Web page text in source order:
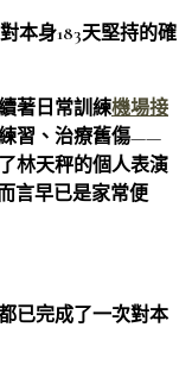
本身183天堅持的確
著日常訓練機場接
習、治療舊傷——
林天秤的個人表演
言早已是家常便
已完成了一次對本